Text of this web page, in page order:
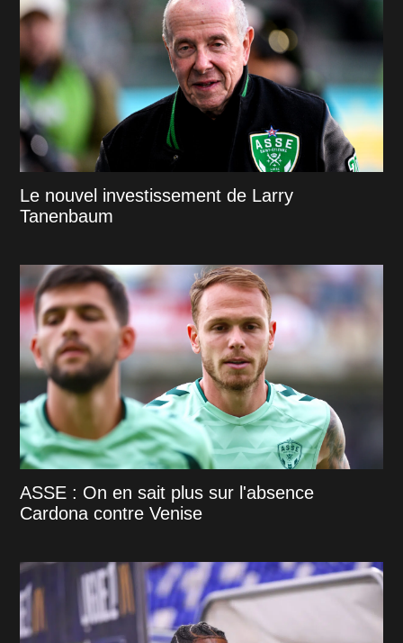
Le nouvel investissement de Larry
Tanenbaum
ASSE : On en sait plus sur l'absence
Cardona contre Venise